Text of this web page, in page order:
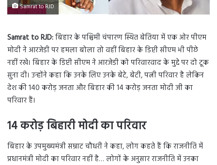
Samrat to RJD
Samrat to RJD:बिहार के पश्चिमी चंपारण स्थित बेतिया में एक ओर पीएम
मोदी ने आरजेडी पर हमला बोला तो वहीं बिहार के डिप्टी सीएम भी पीछे
नहीं रखे। बिहार के डिप्टी सीएम ने आरजेडी को परिवारवाद के मुद्दे पर दो टूक
सुना दी। उन्होंने कहा कि उनके लिए उनके बेटे, बेटी, पत्नी परिवार है लेकिन
देश की 140 करोड़ जनता और बिहार की 14 करोड़ जनता मोदी जी का
परिवार हैं।
14 करोड़ बिहारी मोदी का परिवार
बिहार के उपमुख्यमंत्री सम्राट चौधरी ने कहा, लोग कहते हैं कि राजनीति में
प्रधानमंत्री मोदी का परिवार नहीं है… लोगों के अनुसार राजनीति में उनका